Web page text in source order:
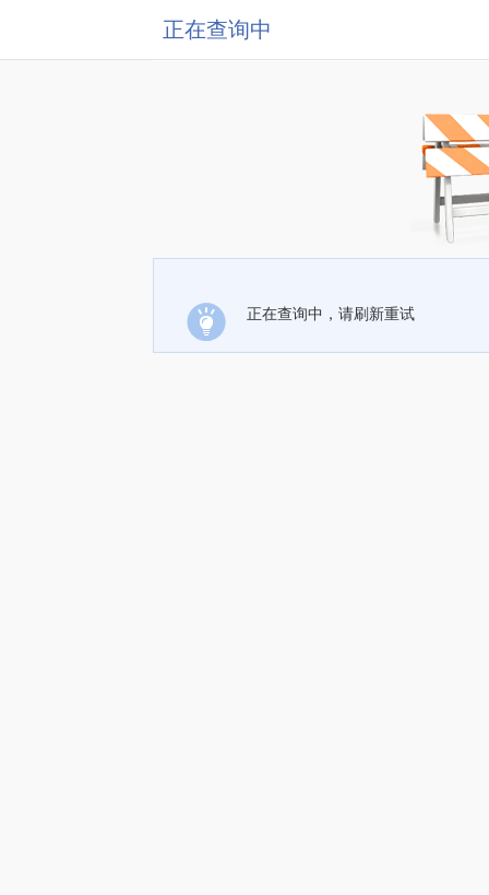
正在查询中
正在查询中，请刷新重试